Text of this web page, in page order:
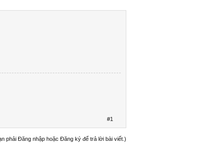
#1
phải Đăng nhập hoặc Đăng ký để trả lời bài viết.)